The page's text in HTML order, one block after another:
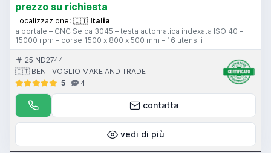
prezzo su richiesta
Localizzazione: 🇮🇹 Italia
a portale – CNC Selca 3045 – testa automatica indexata ISO 40 –
15000 rpm – corse 1500 x 800 x 500 mm – 16 utensili
25IND2744
🇮🇹 BENTIVOGLIO MAKE AND TRADE
5
4
contatta
vedi di più